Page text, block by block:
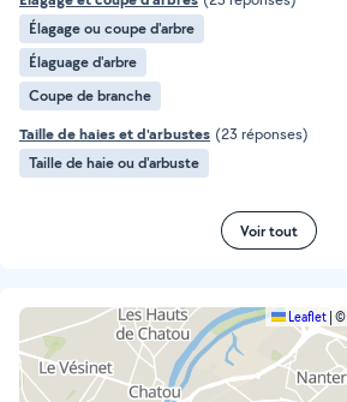
Élagage ou coupe d'arbre
Élaguage d'arbre
Coupe de branche
Taille de haies et d'arbustes (23 réponses)
Taille de haie ou d'arbuste
Voir tout
Leaflet ©